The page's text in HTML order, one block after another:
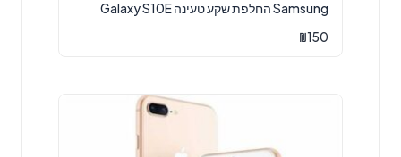
Samsung החלפת שקע טעינה Galaxy S10E
₪150